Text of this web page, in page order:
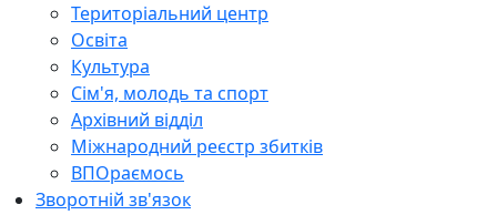
Територіальний центр
Освіта
Культура
Сім'я, молодь та спорт
Архівний відділ
Міжнародний реєстр збитків
ВПОраємось
Зворотній зв'язок